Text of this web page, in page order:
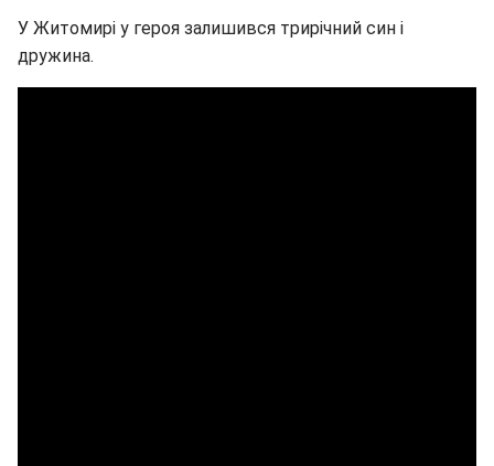
У Житомирі у героя залишився трирічний син і
дружина.